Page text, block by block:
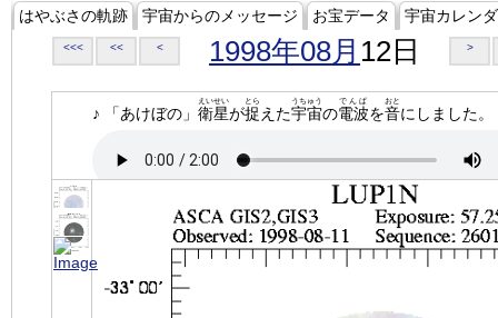
はやぶさの軌跡 宇宙からのメッセージ お宝データ 宇宙カレン
<<< << < 1998年08月 12日 >
♪ 「あけぼの」 衛星
えいせい
が捉
とら
えた宇宙
うちゅう
の電波
でんぱ
を音
おと
にしました。